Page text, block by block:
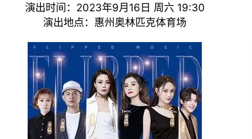
演出时间：2023年9月16日 周六 19:30
演出地点：惠州奥林匹克体育场